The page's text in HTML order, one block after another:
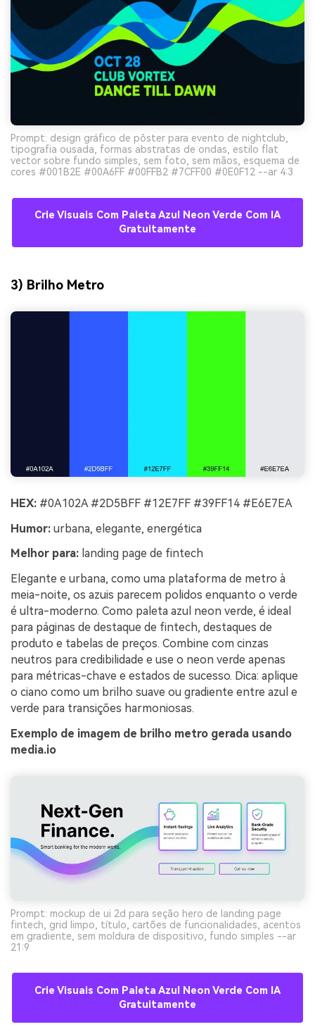
Prompt: design gráfico de pôster para evento de nightclub,
tipografia ousada, formas abstratas de ondas, estilo flat
vector sobre fundo simples, sem foto, sem mãos, esquema de
cores #001B2E #00A6FF #00FFB2 #7CFF00 #0E0F12 --ar 4:3
Crie Visuais Com Paleta Azul Neon Verde Com IA
Gratuitamente
3) Brilho Metro
HEX: #0A102A #2D5BFF #12E7FF #39FF14 #E6E7EA
Humor: urbana, elegante, energética
Melhor para: landing page de fintech
Elegante e urbana, como uma plataforma de metro à
meia-noite, os azuis parecem polidos enquanto o verde
é ultra-moderno. Como paleta azul neon verde, é ideal
para páginas de destaque de fintech, destaques de
produto e tabelas de preços. Combine com cinzas
neutros para credibilidade e use o neon verde apenas
para métricas-chave e estados de sucesso. Dica: aplique
o ciano como um brilho suave ou gradiente entre azul e
verde para transições harmoniosas.
Exemplo de imagem de brilho metro gerada usando
media.io
Prompt: mockup de ui 2d para seção hero de landing page
fintech, grid limpo, título, cartões de funcionalidades, acentos
em gradiente, sem moldura de dispositivo, fundo simples --ar
21:9
Crie Visuais Com Paleta Azul Neon Verde Com IA
Gratuitamente